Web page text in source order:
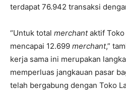
terdapat 76.942 transaksi
“Untuk total merchantaktif Toko
mencapai 12.699 merchant,”
kerja sama ini merupakan
memperluas jangkauan pasar
telah bergabung dengan Toko